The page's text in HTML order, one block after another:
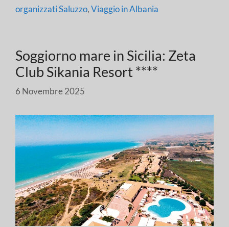
organizzati Saluzzo,Viaggio in Albania
Soggiorno mare in Sicilia: Zeta
Club Sikania Resort ****
6 Novembre 2025